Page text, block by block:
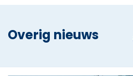
Klassieke sloep
XL Lounge sloep
Overig nieuws